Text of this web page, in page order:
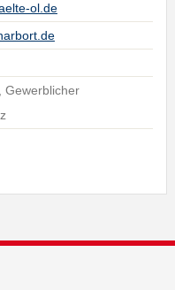
ol.de
Gewerblicher